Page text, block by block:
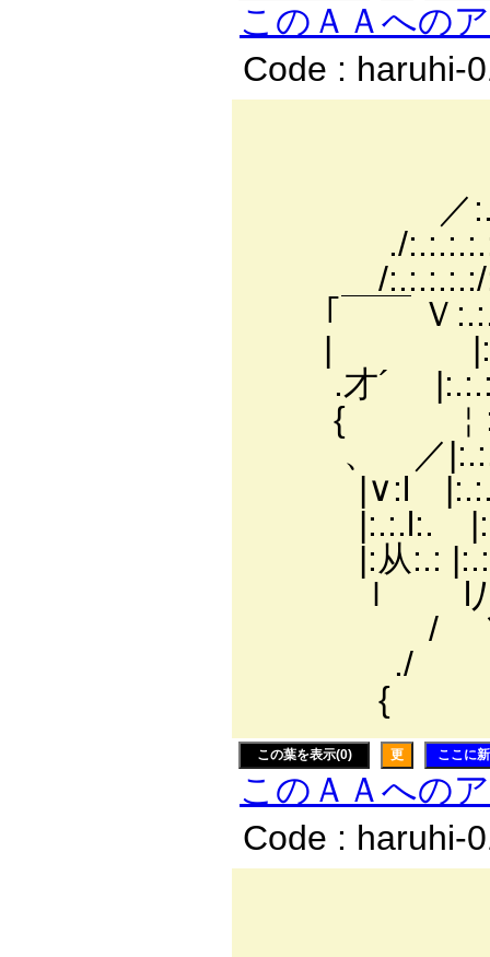
このＡＡへの
Code : haruhi-
／
./
/:.:.:.:.:/
｢￣￣ Ｖ
| |:.:.:.:.:.l
.才´
{ ￤
、 ／
|∨:l
|:.:.l:.ゝ
|:从:.:
ｌ l八
/ ＼:.:|
./ 丶
{
この葉を表示(0) 更 ここに
このＡＡへの
Code : haruhi-